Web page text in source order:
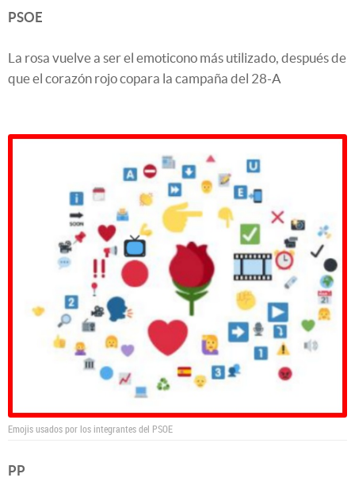
PSOE
La rosa vuelve a ser el emoticono más utilizado, después de
que el corazón rojo copara la campaña del 28-A
Emojis usados por los integrantes del PSOE
PP